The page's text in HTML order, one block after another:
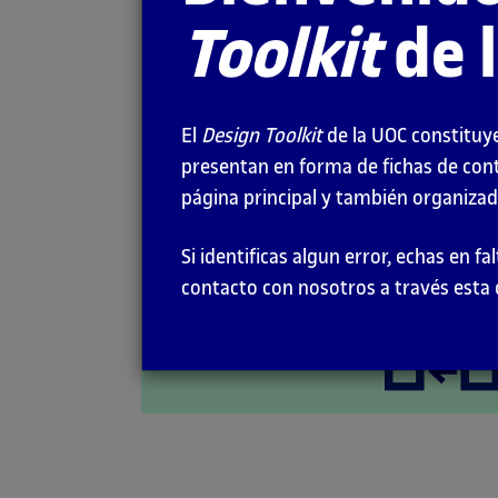
Iterativo
Toolkitde
El Design Toolkitde la UOC
presentan en forma de fichas de
página principal y también
Si identificas algun error, echas en
contacto con nosotros a través esta